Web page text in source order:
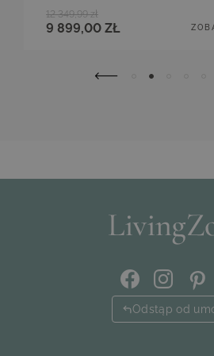
9 899,00 ZŁ
12 349,99 zł
Odstąp od